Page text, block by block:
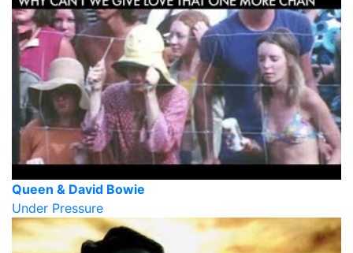
Queen & David Bowie
Under Pressure